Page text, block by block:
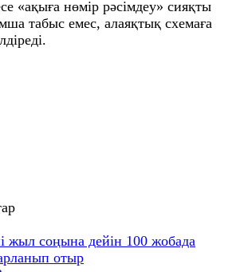
«ақыға нөмір рәсімдеу» сияқты
табыс емес, алаяқтық схемаға
жыл соңына дейін 100 жобада
отыр